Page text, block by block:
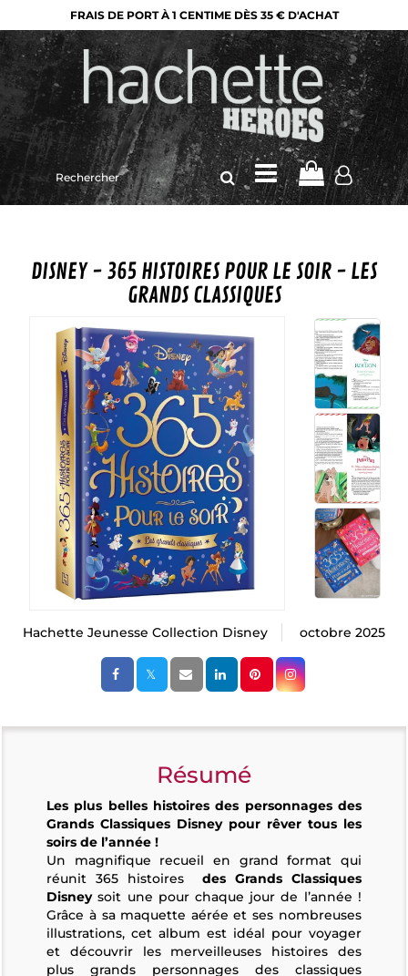
FRAIS DE PORT À 1 CENTIME DÈS 35 € D'ACHAT
Rechercher
sur
le
DISNEY - 365 HISTOIRES POUR LE SOIR - LES
GRANDS CLASSIQUES
Hachette Jeunesse Collection Disney octobre 2025
Résumé
Les plus belles histoires des personnages des
Grands Classiques Disneypour rêver tous les
soirs de l’année !
Un magnifique recueil en grand format qui
réunit 365 histoires des Grands Classiques
Disneysoit une pour chaque jour de l’année !
Grâce à sa maquette aérée et ses nombreuses
illustrations, cet album est idéal pour voyager
et découvrir les merveilleuses histoires des
plus grands personnages des classiques